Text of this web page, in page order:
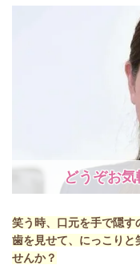
どうぞお
笑う時、口元を手で隠す
歯を見せて、にっこりと
せんか？